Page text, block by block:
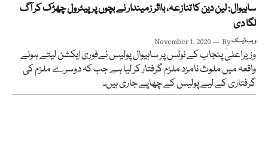
ساہیوال: لین دین کا تنازعہ، بااثر زمیندار نے بچوں پر پیٹرول چھڑک کر آگ
لگا دی
November 1, 2020 Byویب ڈیسک
وزیراعلیٰ پنجاب کے نوٹس پر ساہیوال پولیس نےفوری ایکشن لیتے ہوئے
واقعہ میں ملوث نامزد ملزم گرفتار کر لیا ہے جب کہ دوسرے ملزم کی
گرفتاری کے لیے پولیس کے چھاپے جاری ہیں۔